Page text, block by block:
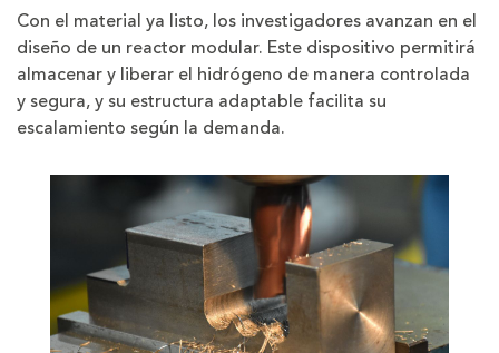
Con el material ya listo, los investigadores avanzan en el
diseño de un reactor modular. Este dispositivo permitirá
almacenar y liberar el hidrógeno de manera controlada
y segura, y su estructura adaptable facilita su
escalamiento según la demanda.